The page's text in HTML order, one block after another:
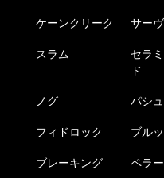
ケーンクリーク サー
スラム
セラ
ド
ノグ パシ
フィドロック ブル
ブレーキング ペラ